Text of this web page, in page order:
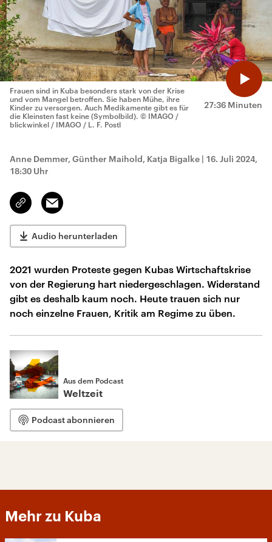
27:36 Minuten
Frauen sind in Kuba besonders stark von der Krise
und vom Mangel betroffen. Sie haben Mühe, ihre
Kinder zu versorgen. Auch Medikamente gibt es für
die Kleinsten fast keine (Symbolbild). © IMAGO /
blickwinkel / IMAGO / L. F. Postl
Anne Demmer, Günther Maihold, Katja Bigalke | 16. Juli 2024,
18:30 Uhr
Link
kopieren/teilen
Email
Audio herunterladen
2021 wurden Proteste gegen Kubas Wirtschaftskrise
von der Regierung hart niedergeschlagen. Widerstand
gibt es deshalb kaum noch. Heute trauen sich nur
noch einzelne Frauen, Kritik am Regime zu üben.
Aus dem Podcast
Weltzeit
Podcast abonnieren
Mehr zu Kuba